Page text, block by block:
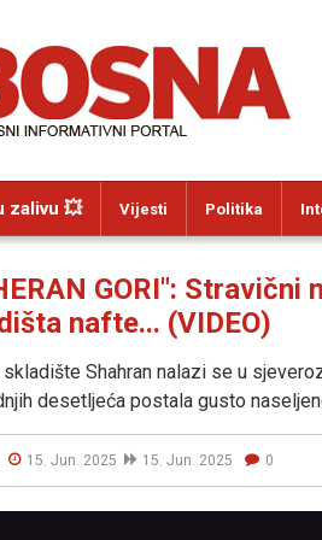
zalivu 💥 Vijesti Politika
GORI":
nafte... (VIDEO)
Shahran nalazi se u
desetljeća postala gusto
15. Jun. 2025 15. Jun. 2025 0